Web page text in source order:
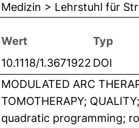
Medizin > Lehrstuhl für
Wert
Typ
10.1118/1.3671922 DOI
MODULATED ARC
TOMOTHERAPY;
quadratic programming;